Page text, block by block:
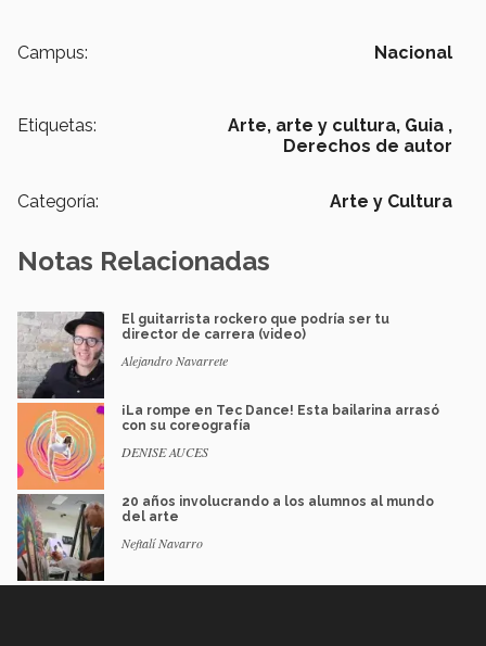
Campus: Nacional
Etiquetas: Arte, arte y cultura, Guia ,
Derechos de autor
Categoría: Arte y Cultura
Notas Relacionadas
El guitarrista rockero que podría ser tu
director de carrera (video)
Alejandro Navarrete
¡La rompe en Tec Dance! Esta bailarina arrasó
con su coreografía
DENISE AUCES
20 años involucrando a los alumnos al mundo
del arte
Neftalí Navarro